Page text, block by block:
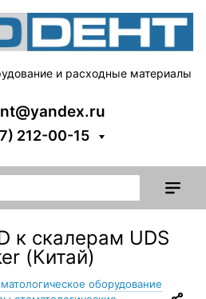
и расходные материалы
212-00-15
к скалерам UDS
(Китай)
оборудование